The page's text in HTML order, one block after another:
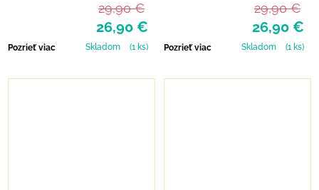
26,90 €
29,90 €
Pozrieť viac Skladom (1 ks)
26,90 €
29,90 €
Pozrieť viac Skladom (1 ks)